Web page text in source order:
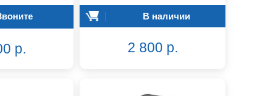
р.
В наличии
2 800 р.